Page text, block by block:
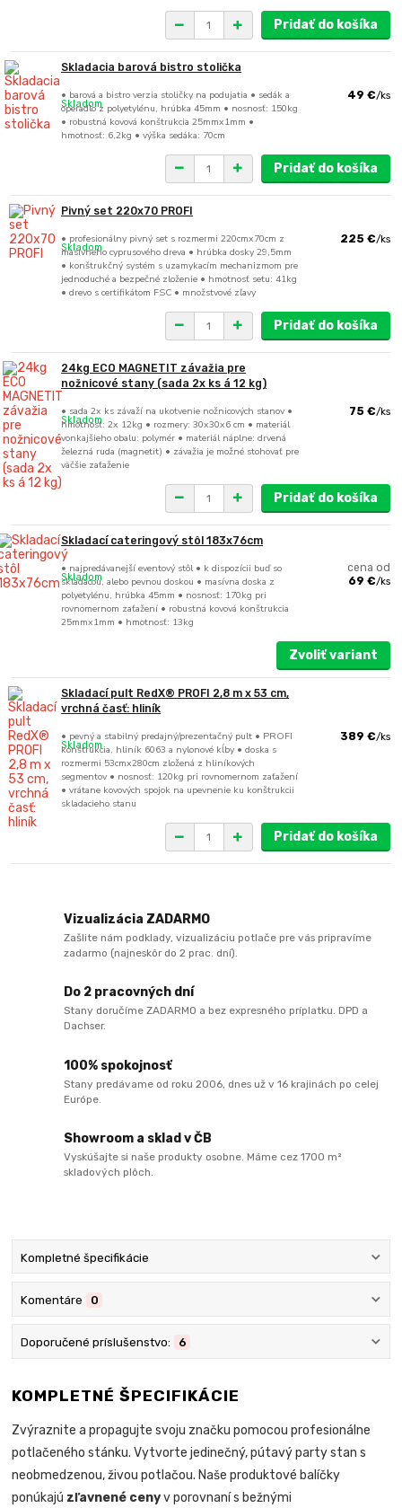
Pridať do košíka
Skladacia barová bistro stolička
• barová a bistro verzia stoličky na podujatia • sedák a
operadlo z polyetylénu, hrúbka 45mm • nosnosť: 150kg
• robustná kovová konštrukcia 25mmx1mm •
hmotnosť: 6,2kg • výška sedáka: 70cm
49 €/ks
Skladom
Pridať do košíka
Pivný set 220x70 PROFI
• profesionálny pivný set s rozmermi 220cmx70cm z
masívneho cyprusového dreva • hrúbka dosky 29,5mm
• konštrukčný systém s uzamykacím mechanizmom pre
jednoduché a bezpečné zloženie • hmotnosť setu: 41kg
• drevo s certifikátom FSC • množstvové zľavy
225 €/ks
Skladom
Pridať do košíka
24kg ECO MAGNETIT závažia pre
nožnicové stany (sada 2x ks á 12 kg)
• sada 2x ks závaží na ukotvenie nožnicových stanov •
hmotnosť: 2x 12kg • rozmery: 30x30x6 cm • materiál
vonkajšieho obalu: polymér • materiál náplne: drvená
železná ruda (magnetit) • závažia je možné stohovať pre
väčšie zaťaženie
75 €/ks
Skladom
Pridať do košíka
Skladací cateringový stôl 183x76cm
• najpredávanejší eventový stôl • k dispozícii buď so
skladacou, alebo pevnou doskou • masívna doska z
polyetylénu, hrúbka 45mm • nosnosť: 170kg pri
rovnomernom zaťažení • robustná kovová konštrukcia
25mmx1mm • hmotnosť: 13kg
cena od
69 €/ks
Skladom
Zvoliť variant
Skladací pult RedX® PROFI 2,8 m x 53 cm,
vrchná časť: hliník
• pevný a stabilný predajný/prezentačný pult • PROFI
konštrukcia, hliník 6063 a nylonové kĺby • doska s
rozmermi 53cmx280cm zložená z hliníkových
segmentov • nosnosť: 120kg pri rovnomernom zaťažení
• vrátane kovových spojok na upevnenie ku konštrukcii
skladacieho stanu
389 €/ks
Skladom
Pridať do košíka
Vizualizácia ZADARMO
Zašlite nám podklady, vizualizáciu potlače pre vás pripravíme
zadarmo (najneskôr do 2 prac. dní).
Do 2 pracovných dní
Stany doručíme ZADARMO a bez expresného príplatku. DPD a
Dachser.
100% spokojnosť
Stany predávame od roku 2006, dnes už v 16 krajinách po celej
Európe.
Showroom a sklad v ČB
Vyskúšajte si naše produkty osobne. Máme cez 1700 m²
skladových plôch.
Kompletné špecifikácie
Komentáre 0
Doporučené príslušenstvo: 6
KOMPLETNÉ ŠPECIFIKÁCIE
Zvýraznite a propagujte svoju značku pomocou profesionálne
potlačeného stánku. Vytvorte jedinečný, pútavý party stan s
neobmedzenou, živou potlačou. Naše produktové balíčky
ponúkajú zľavnené cenyv porovnaní s bežnými